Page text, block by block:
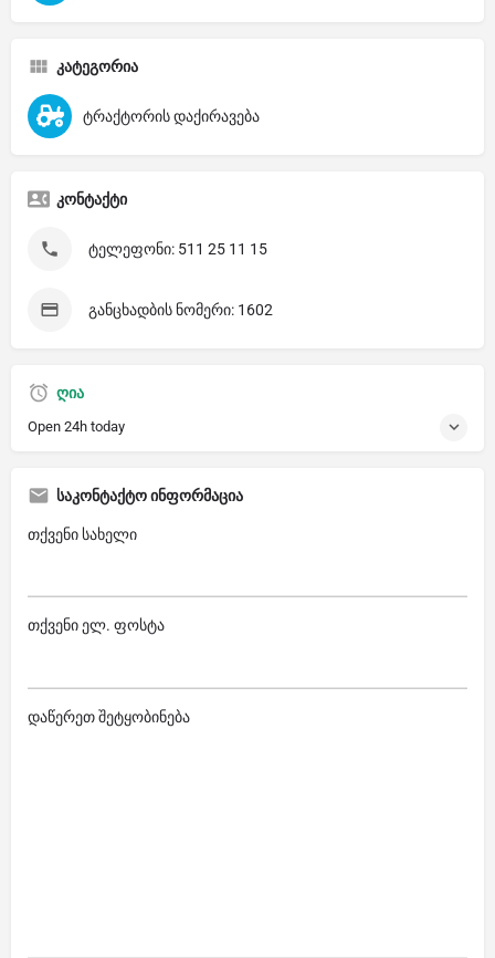
კატეგორია
ტრაქტორის დაქირავება
კონტაქტი
ტელეფონი: 511 25 11 15
განცხადბის ნომერი: 1602
ღია
Open 24h today
საკონტაქტო ინფორმაცია
თქვენი სახელი
თქვენი ელ. ფოსტა
დაწერეთ შეტყობინება